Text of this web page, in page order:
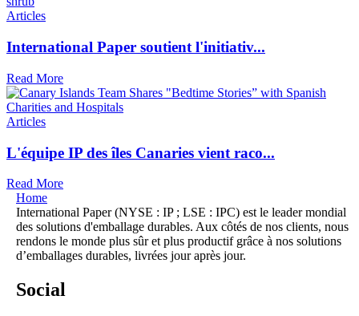
Articles
International Paper soutient l'initiativ...
Read More
Articles
L'équipe IP des îles Canaries vient raco...
Read More
Home
International Paper (NYSE : IP ; LSE : IPC) est le leader mondial
des solutions d'emballage durables. Aux côtés de nos clients, nous
rendons le monde plus sûr et plus productif grâce à nos solutions
d’emballages durables, livrées jour après jour.
Social